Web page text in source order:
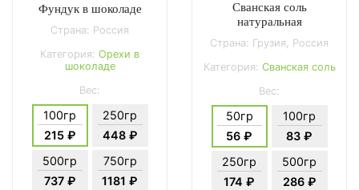
Фундук в шоколаде
Страна: Россия
Категория: Орехи в
шоколаде
Вес:
100гр
215 ₽
250гр
448 ₽
500гр
737 ₽
750гр
1181 ₽
Сванская соль
натуральная
Страна: Грузия, Россия
Категория: Сванская соль
Вес:
50гр
56 ₽
100гр
83 ₽
250гр
174 ₽
500гр
286 ₽